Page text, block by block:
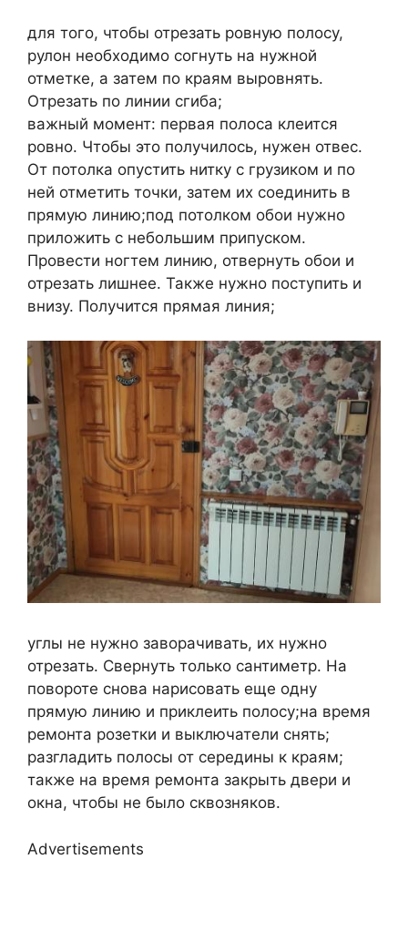
для того, чтобы отрезать ровную полосу,
рулон необходимо согнуть на нужной
отметке, а затем по краям выровнять.
Отрезать по линии сгиба;
важный момент: первая полоса клеится
ровно. Чтобы это получилось, нужен отвес.
От потолка опустить нитку с грузиком и по
ней отметить точки, затем их соединить в
прямую линию;под потолком обои нужно
приложить с небольшим припуском.
Провести ногтем линию, отвернуть обои и
отрезать лишнее. Также нужно поступить и
внизу. Получится прямая линия;
углы не нужно заворачивать, их нужно
отрезать. Свернуть только сантиметр. На
повороте снова нарисовать еще одну
прямую линию и приклеить полосу;на время
ремонта розетки и выключатели снять;
разгладить полосы от середины к краям;
также на время ремонта закрыть двери и
окна, чтобы не было сквозняков.
Advertisements